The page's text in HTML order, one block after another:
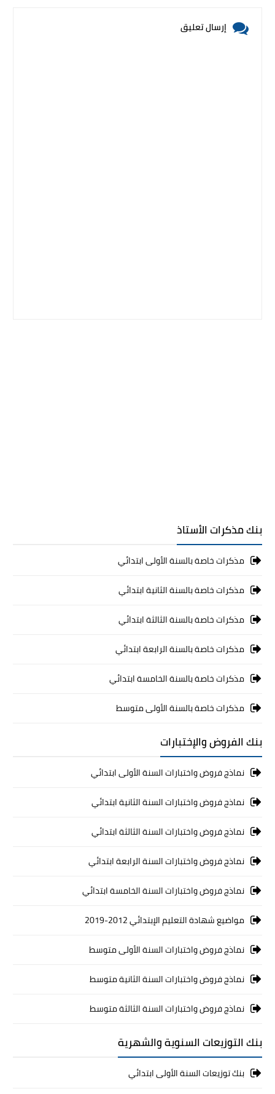
إرسال تعليق
بنك مذكرات الأستاذ
مذكرات خاصة بالسنة الأولى ابتدائي
مذكرات خاصة بالسنة الثانية ابتدائي
مذكرات خاصة بالسنة الثالثة ابتدائي
مذكرات خاصة بالسنة الرابعة ابتدائي
مذكرات خاصة بالسنة الخامسة ابتدائي
مذكرات خاصة بالسنة الأولى متوسط
بنك الفروض والإختبارات
نماذج فروض واختبارات السنة الأولى ابتدائي
نماذج فروض واختبارات السنة الثانية ابتدائي
نماذج فروض واختبارات السنة الثالثة ابتدائي
نماذج فروض واختبارات السنة الرابعة ابتدائي
نماذج فروض واختبارات السنة الخامسة ابتدائي
مواضيع شهادة التعليم الإبتدائي 2012-2019
نماذج فروض واختبارات السنة الأولى متوسط
نماذج فروض واختبارات السنة الثانية متوسط
نماذج فروض واختبارات السنة الثالثة متوسط
بنك التوزيعات السنوية والشهرية
بنك توزيعات السنة الأولى ابتدائي